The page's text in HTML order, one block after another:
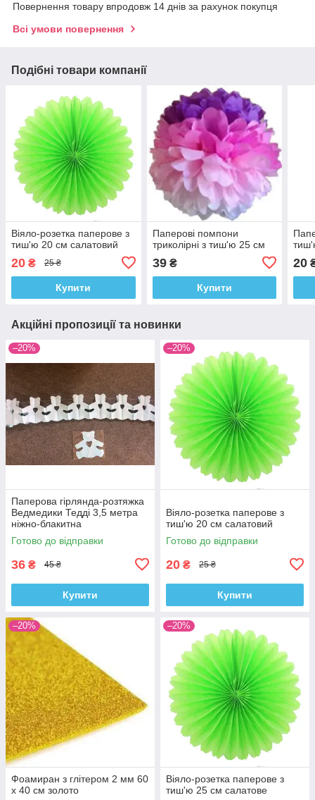
Повернення товару впродовж 14 днів за рахунок покупця
Всі умови повернення
Подібні товари компанії
Віяло-розетка паперове з
тиш'ю 20 см салатовий
20 ₴ 25 ₴
Купити
Паперові помпони
триколірні з тиш'ю 25 см
39₴
Купити
20
Акційні пропозиції та новинки
–20%
Паперова гірлянда-розтяжка
Ведмедики Тедді 3,5 метра
ніжно-блакитна
Готово до відправки
36 ₴ 45 ₴
Купити
–20%
Віяло-розетка паперове з
тиш'ю 20 см салатовий
Готово до відправки
20 ₴ 25 ₴
Купити
–20%
Фоамиран з глітером 2 мм 60
х 40 см золото
–20%
Віяло-розетка паперове з
тиш'ю 25 см салатове